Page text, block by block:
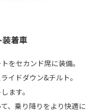
装着車
をセカンド席に装備。
イドダウン&チルト。
ます。
、乗り降りをより快適に